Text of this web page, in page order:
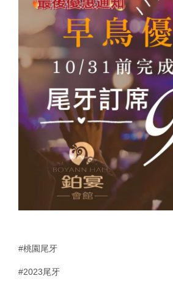
#桃園尾牙
#2023尾牙